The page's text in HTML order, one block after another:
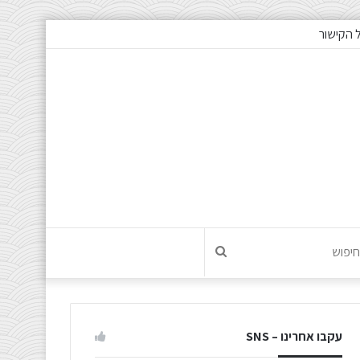
עקבו אחרינו – SNS